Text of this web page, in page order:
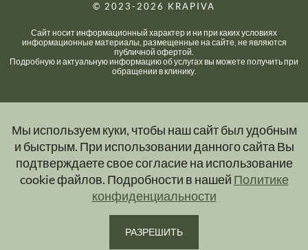
Мы используем куки, чтобы наш сайт был удобным
и быстрым. При использовании данного сайта Вы
подтверждаете свое согласие на использование
cookie файлов. Подробности в нашей Политике
конфиденциальности
РАЗРЕШИТЬ
© 2023-2026 KRAPIVA
Сайт носит информационный характер и ни при каких условиях
информационные материалы, размещенные на сайте, не являются
публичной офертой.
Подробную и актуальную информацию об услугах вы можете получить при
обращении в клинику.